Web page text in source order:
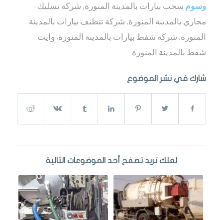
وسوم سحب بيارات بالمدينة المنورة, شركة تسليك
مجاري بالمدينة المنورة, شركة تنظيف بيارات بالمدينة
المنورة, شركة شفط بيارات بالمدينة المنورة, وايت
شفط بالمدينة المنورة
شارك في نشر الموضوع
لعلك تريد تصفح أحد الموضوعات التالية